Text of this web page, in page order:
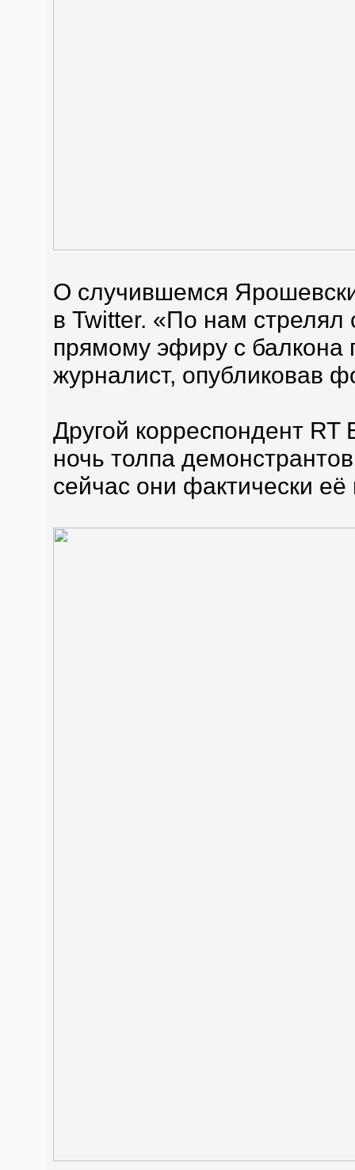
О случившемся
в Twitter. «По нам стрелял
прямому эфиру с балкона
журналист, опубликовав
Другой корреспондент RT
ночь толпа
сейчас они фактически